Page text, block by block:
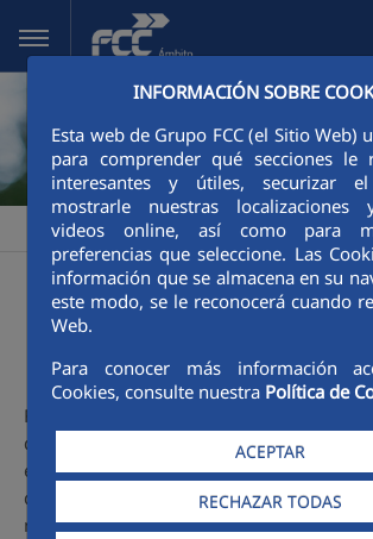
Saltar al contenido principal
INFORMACIÓN SOBRE
Esta web de Grupo FCC (el Sitio Web)
para comprender qué secciones le
interesantes y útiles, securizar
mostrarle nuestras localizaciones
videos online, así como para
preferencias que seleccione. Las
información que se almacena en su
este modo, se le reconocerá cuando
Web.
Para conocer más información
Cookies, consulte nuestra Política de
ACEPTAR
RECHAZAR TODAS
FCC Ámbito > Sostenibilidad >La comunidad
La comunidad
FCC ámbito, en consonancia con las
del Grupo FCC, dispone de un marco
en materia de comportamiento ético para
de la empresa que fortalece nuestra
nuestro compromiso con la sociedad.